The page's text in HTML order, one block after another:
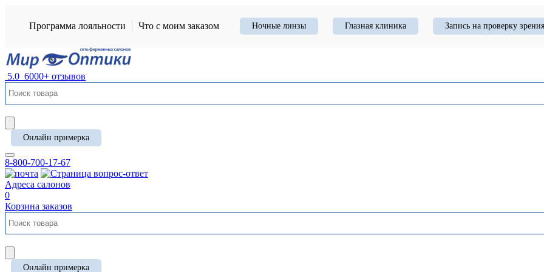
Программа лояльности Что с моим заказом Ночные линзы Глазная клиника Запись на проверку зрения
5.0 6000+ отзывов
Онлайн примерка
8-800-700-17-67
Адреса салонов
0
Корзина заказов
Онлайн примерка